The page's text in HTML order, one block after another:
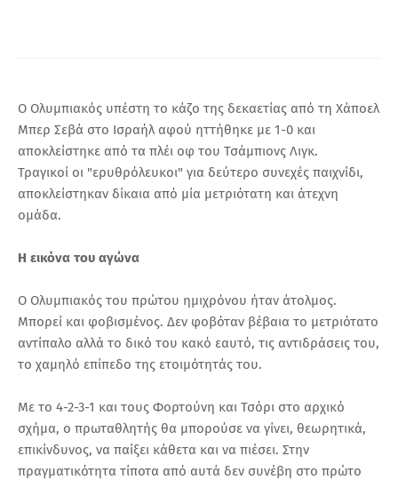
Ο Ολυμπιακός υπέστη το κάζο της δεκαετίας από τη Χάποελ
Μπερ Σεβά στο Ισραήλ αφού ηττήθηκε με 1-0 και
αποκλείστηκε από τα πλέι οφ του Τσάμπιονς Λιγκ.
Τραγικοί οι "ερυθρόλευκοι" για δεύτερο συνεχές παιχνίδι,
αποκλείστηκαν δίκαια από μία μετριότατη και άτεχνη
ομάδα.
Η εικόνα του αγώνα
Ο Ολυμπιακός του πρώτου ημιχρόνου ήταν άτολμος.
Μπορεί και φοβισμένος. Δεν φοβόταν βέβαια το μετριότατο
αντίπαλο αλλά το δικό του κακό εαυτό, τις αντιδράσεις του,
το χαμηλό επίπεδο της ετοιμότητάς του.
Με το 4-2-3-1 και τους Φορτούνη και Τσόρι στο αρχικό
σχήμα, ο πρωταθλητής θα μπορούσε να γίνει, θεωρητικά,
επικίνδυνος, να παίξει κάθετα και να πιέσει. Στην
πραγματικότητα τίποτα από αυτά δεν συνέβη στο πρώτο